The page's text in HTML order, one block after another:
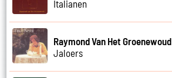
Italianen
Raymond Van Het Groenewoud
Jaloers